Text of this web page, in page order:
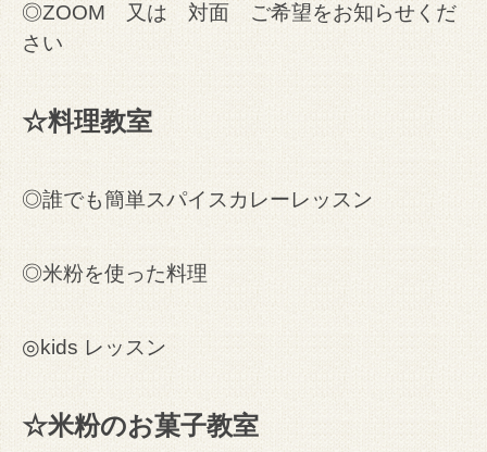
◎ZOOM 又は 対面 ご希望をお知らせくだ
さい
☆料理教室
◎誰でも簡単スパイスカレーレッスン
◎米粉を使った料理
◎kids レッスン
☆米粉のお菓子教室